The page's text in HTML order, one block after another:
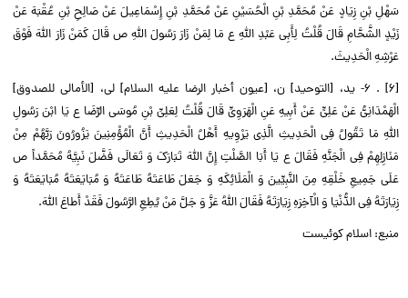
سَهْلِ بْنِ زِیَادٍ عَنْ مُحَمَّدِ بْنِ الْحُسَیْنِ عَنْ مُحَمَّدِ بْنِ إِسْمَاعِیلَ عَنْ صَالِحِ بْنِ عُقْبَهَ عَنْ
زَیْدٍ الشَّحَّامِ قَالَ قُلْتُ لِأَبِی عَبْدِ اللَّهِ ع مَا لِمَنْ زَارَ رَسُولَ اللَّهِ ص قَالَ کَمَنْ زَارَ اللَّهَ فَوْقَ
عَرْشِهِ الْحَدِیثَ.
[۶] . ۶- ید، [التوحید] ن، [عیون أخبار الرضا علیه السلام‏] لی، [الأمالی للصدوق‏]
الْهَمْدَانِیُّ عَنْ عَلِیٍّ عَنْ أَبِیهِ عَنِ الْهَرَوِیِّ قَالَ قُلْتُ لِعَلِیِّ بْنِ مُوسَى الرِّضَا ع یَا ابْنَ رَسُولِ
اللَّهِ مَا تَقُولُ فِی الْحَدِیثِ الَّذِی یَرْوِیهِ أَهْلُ الْحَدِیثِ أَنَّ الْمُؤْمِنِینَ یَزُورُونَ رَبَّهُمْ مِنْ
مَنَازِلِهِمْ فِی الْجَنَّهِ فَقَالَ ع یَا أَبَا الصَّلْتِ إِنَّ اللَّهَ تَبَارَکَ وَ تَعَالَى فَضَّلَ نَبِیَّهُ مُحَمَّداً ص
عَلَى جَمِیعِ خَلْقِهِ مِنَ النَّبِیِّینَ وَ الْمَلَائِکَهِ وَ جَعَلَ طَاعَتَهُ طَاعَتَهُ وَ مُبَایَعَتَهُ مُبَایَعَتَهُ وَ
زِیَارَتَهُ فِی الدُّنْیَا وَ الْآخِرَهِ زِیَارَتَهُ فَقَالَ اللَّهُ عَزَّ وَ جَلَّ مَنْ یُطِعِ الرَّسُولَ فَقَدْ أَطاعَ اللَّهَ.
منبع: اسلام کوئیست